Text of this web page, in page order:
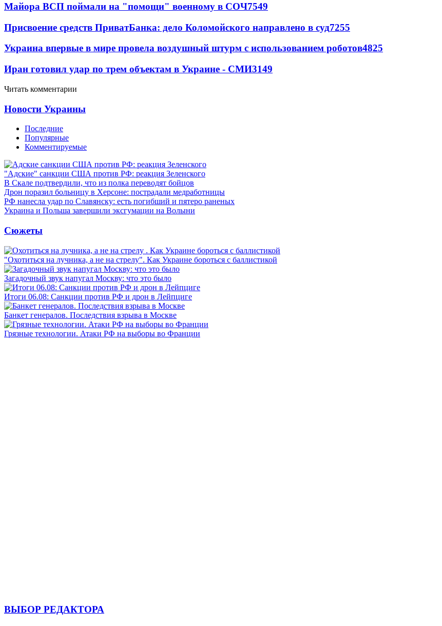
Майора ВСП поймали на "помощи" военному в СОЧ7549
Присвоение средств ПриватБанка: дело Коломойского направлено в суд7255
Украина впервые в мире провела воздушный штурм с использованием роботов4825
Иран готовил удар по трем объектам в Украине - СМИ3149
Читать комментарии
Новости Украины
Последние
Популярные
Комментируемые
"Адские" санкции США против РФ: реакция Зеленского
В Скале подтвердили, что из полка переводят бойцов
Дрон поразил больницу в Херсоне: пострадали медработницы
РФ нанесла удар по Славянску: есть погибший и пятеро раненых
Украина и Польша завершили эксгумации на Волыни
Сюжеты
"Охотиться на лучника, а не на стрелу". Как Украине бороться с баллистикой
Загадочный звук напугал Москву: что это было
Итоги 06.08: Санкции против РФ и дрон в Лейпциге
Банкет генералов. Последствия взрыва в Москве
Грязные технологии. Атаки РФ на выборы во Франции
ВЫБОР РЕДАКТОРА